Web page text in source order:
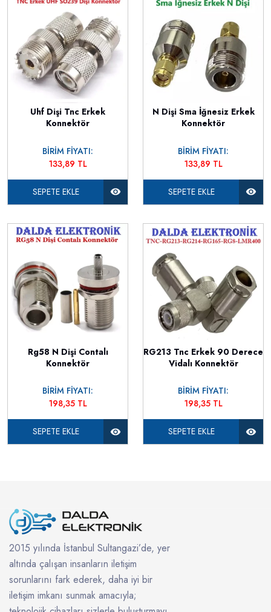
Uhf Dişi Tnc Erkek
Konnektör
BİRİM FİYATI:
133,89 TL
SEPETE EKLE
N Dişi Sma İğnesiz Erkek
Konnektör
BİRİM FİYATI:
133,89 TL
SEPETE EKLE
Rg58 N Dişi Contalı
Konnektör
BİRİM FİYATI:
198,35 TL
SEPETE EKLE
RG213 Tnc Erkek 90 Derece
Vidalı Konnektör
BİRİM FİYATI:
198,35 TL
SEPETE EKLE
2015 yılında İstanbul Sultangazi’de, yer
altında çalışan insanların iletişim
sorunlarını fark ederek, daha iyi bir
iletişim imkanı sunmak amacıyla;